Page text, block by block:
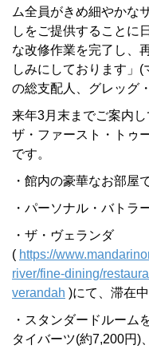
ム全員がきめ細やかな
しをご提供することに
な改修作業を完了し、
しみにしております」
の総支配人、グレッグ
来年3月末までご案内
ザ・ファースト・トゥ
です。
・館内の豪華なお部屋
・パーソナル・バトラ
・ザ・ヴェランダ
( https://
river/fine-dining/
verandah )にて、滞在
・スタンダードルーム
タイバーツ(約7,200円)